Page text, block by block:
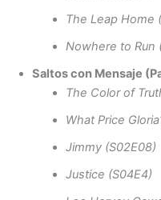
The Leap Home
Nowhere to Run
Saltos con Mensaje
The Color of
What Price
Jimmy (S02E08)
Justice (S04E4)